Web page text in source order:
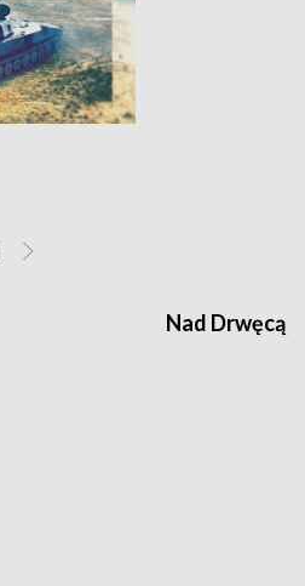
Nad Drwęcą